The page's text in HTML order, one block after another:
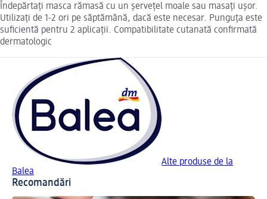
Îndepărtați masca rămasă cu un șervețel moale sau masați ușor.
Utilizați de 1-2 ori pe săptămână, dacă este necesar. Punguța este
suficientă pentru 2 aplicații. Compatibilitate cutanată confirmată
dermatologic
Alte produse de la
Balea
Recomandări